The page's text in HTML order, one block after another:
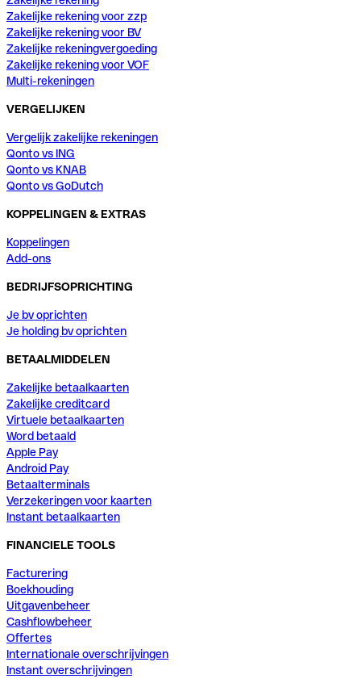
Zakelijke rekening voor zzp
Zakelijke rekening voor BV
Zakelijke rekeningvergoeding
Zakelijke rekening voor VOF
Multi-rekeningen
VERGELIJKEN
Vergelijk zakelijke rekeningen
Qonto vs ING
Qonto vs KNAB
Qonto vs GoDutch
KOPPELINGEN & EXTRAS
Koppelingen
Add-ons
BEDRIJFSOPRICHTING
Je bv oprichten
Je holding bv oprichten
BETAALMIDDELEN
Zakelijke betaalkaarten
Zakelijke creditcard
Virtuele betaalkaarten
Word betaald
Apple Pay
Android Pay
Betaalterminals
Verzekeringen voor kaarten
Instant betaalkaarten
FINANCIELE TOOLS
Facturering
Boekhouding
Uitgavenbeheer
Cashflowbeheer
Offertes
Internationale overschrijvingen
Instant overschrijvingen